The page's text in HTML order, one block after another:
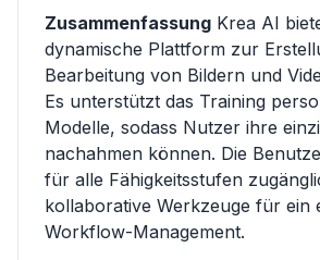
Zusammenfassung Krea AI
dynamische Plattform zur
Bearbeitung von Bildern und
Es unterstützt das Training
Modelle, sodass Nutzer ihre
nachahmen können. Die
für alle Fähigkeitsstufen
kollaborative Werkzeuge für ein
Workflow-Management.